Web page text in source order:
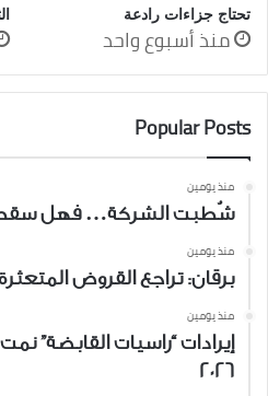
تحتاج جزاءات رادعة
منذ أسبوع واحد
Popular Posts
منذ يومين
شُطبت الشركة… فهل
منذ يومين
برقان: تراجع القروض المتعثرة 31.25% إلى
منذ يومين
2026